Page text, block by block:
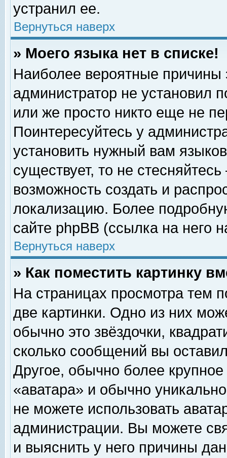
устранил ее.
Вернуться наверх
» Моего языка нет в списке!
Наиболее вероятные причины
администратор не установил
или же просто никто еще не
Поинтересуйтесь у
установить нужный вам
существует, то не
возможность создать и
локализацию. Более
сайте phpBB (ссылка на него
Вернуться наверх
» Как поместить картинку
На страницах просмотра тем
две картинки. Одно из них
обычно это звёздочки,
сколько сообщений вы
Другое, обычно более
«аватара» и обычно
не можете использовать
администрации. Вы можете
и выяснить у него причины